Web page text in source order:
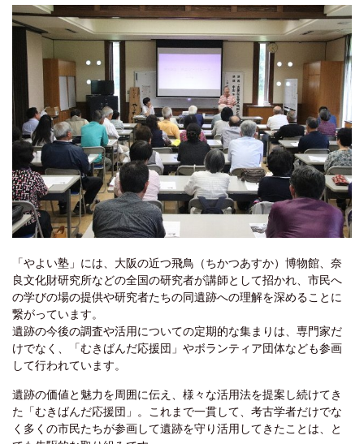
「やよい塾」には、大阪の近つ飛鳥（ちかつあすか）博物館、奈
良文化財研究所などの全国の研究者が講師として招かれ、市民へ
の学びの場の提供や研究者たちの同遺跡への理解を深めることに
繋がっています。
遺跡の今後の調査や活用についての定期的な集まりは、専門家だ
けでなく、「むきばんだ応援団」やボランティア団体なども参画
して行われています。
遺跡の価値と魅力を周囲に伝え、様々な活用法を提案し続けてき
た「むきばんだ応援団」。これまで一貫して、考古学者だけでな
く多くの市民たちが参画して遺跡を守り活用してきたことは、と